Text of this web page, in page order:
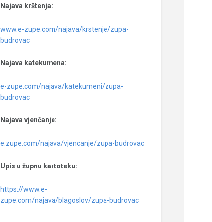
Najava krštenja:
www.e-zupe.com/najava/krstenje/zupa-
budrovac
Najava katekumena:
e-zupe.com/najava/katekumeni/zupa-
budrovac
Najava vjenčanje:
e.zupe.com/najava/vjencanje/zupa-budrovac
Upis u župnu kartoteku:
https://www.e-
zupe.com/najava/blagoslov/zupa-budrovac